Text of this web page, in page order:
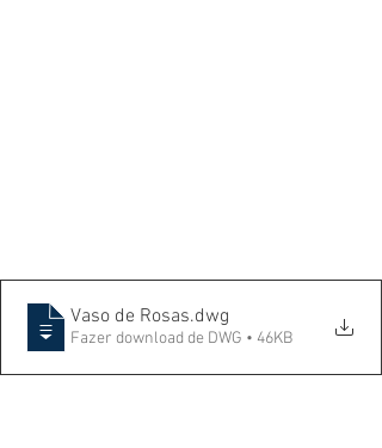
Vaso de Rosas.dwg
Fazer download de DWG • 46KB